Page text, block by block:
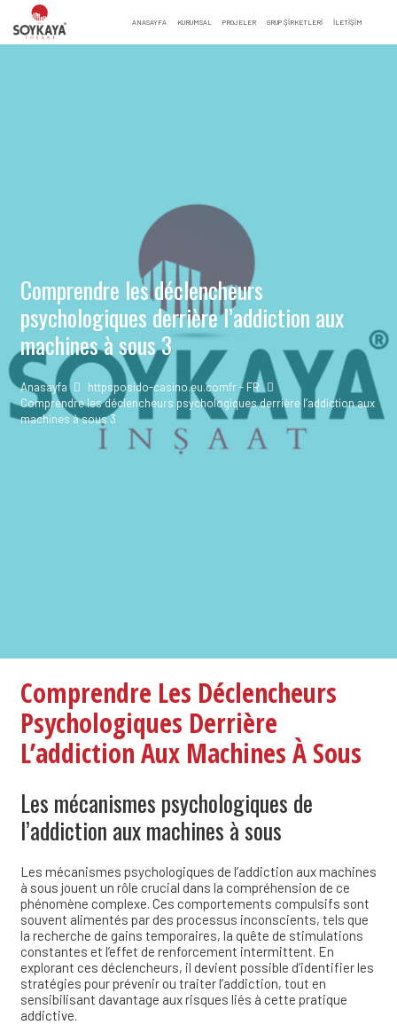
ANASAYFA KURUMSAL PROJELER GRUP ŞİRKETLERİ İLETIŞIM
Comprendre les déclencheurs
psychologiques derrière l’addiction aux
machines à sous 3
Anasayfa
httpsposido-casino.eu.comfr - FR
Comprendre les déclencheurs psychologiques derrière l’addiction aux
machines à sous 3
Comprendre Les Déclencheurs
Psychologiques Derrière
L’addiction Aux Machines À Sous
Les mécanismes psychologiques de
l’addiction aux machines à sous
Les mécanismes psychologiques de l’addiction aux machines
à sous jouent un rôle crucial dans la compréhension de ce
phénomène complexe. Ces comportements compulsifs sont
souvent alimentés par des processus inconscients, tels que
la recherche de gains temporaires, la quête de stimulations
constantes et l’effet de renforcement intermittent. En
explorant ces déclencheurs, il devient possible d’identifier les
stratégies pour prévenir ou traiter l’addiction, tout en
sensibilisant davantage aux risques liés à cette pratique
addictive.